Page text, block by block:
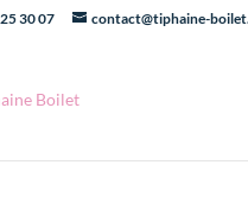
30 07 contact@tiphaine-